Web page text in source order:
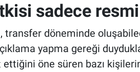
sadece
transfer döneminde
yapma gereği
ettiğini öne süren bazı